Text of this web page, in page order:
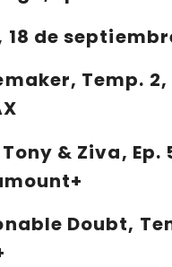
18 de
Temp. 2,
Tony & Ziva, Ep.
Doubt,